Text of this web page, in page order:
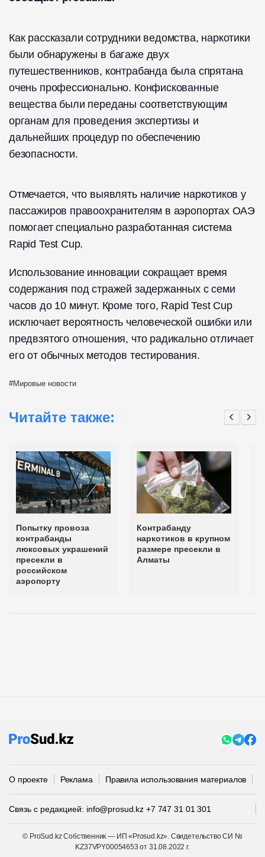
Как рассказали сотрудники ведомства, наркотики
были обнаружены в багаже двух
путешественников, контрабанда была спрятана
очень профессионально. Конфискованные
вещества были переданы соответствующим
органам для проведения экспертизы и
дальнейших процедур по обеспечению
безопасности.
Отмечается, что выявлять наличие наркотиков у
пассажиров правоохранителям в аэропортах ОАЭ
помогает специально разработанная система
Rapid Test Cup.
Использование инновации сокращает время
содержания под стражей задержанных с семи
часов до 10 минут. Кроме того, Rapid Test Cup
исключает вероятность человеческой ошибки или
предвзятого отношения, что радикально отличает
его от обычных методов тестирования.
Мировые новости
Читайте также:
Попытку провоза
контрабанды
люксовых украшений
пресекли в
российском
аэропорту
Контрабанду
наркотиков в крупном
размере пресекли в
Алматы
О проекте Реклама Правила использования материалов
Связь с редакцией: info@prosud.kz +7 747 31 01 301
© ProSud.kz Собственник — ИП «Prosud.kz». Свидетельство СИ №
KZ37VPY00054653 от 31.08.2022 г.